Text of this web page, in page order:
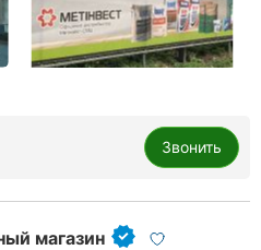
Звонить
магазин